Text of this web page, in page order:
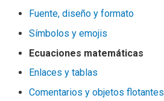
Fuente, diseño y formato
Símbolos y emojis
Ecuaciones matemáticas
Enlaces y tablas
Comentarios y objetos flotantes